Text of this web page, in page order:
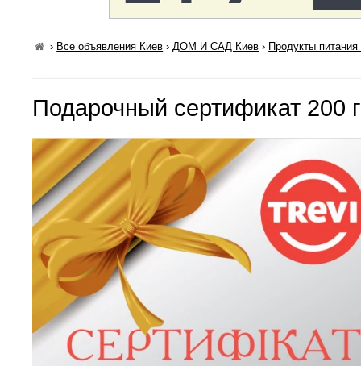
› Все объявления Киев ›ДОМ И САД Киев › Продукты
Подарочный сертификат 200